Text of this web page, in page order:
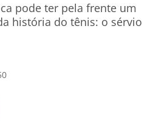
pode ter pela frente um
história do tênis: o sérvio